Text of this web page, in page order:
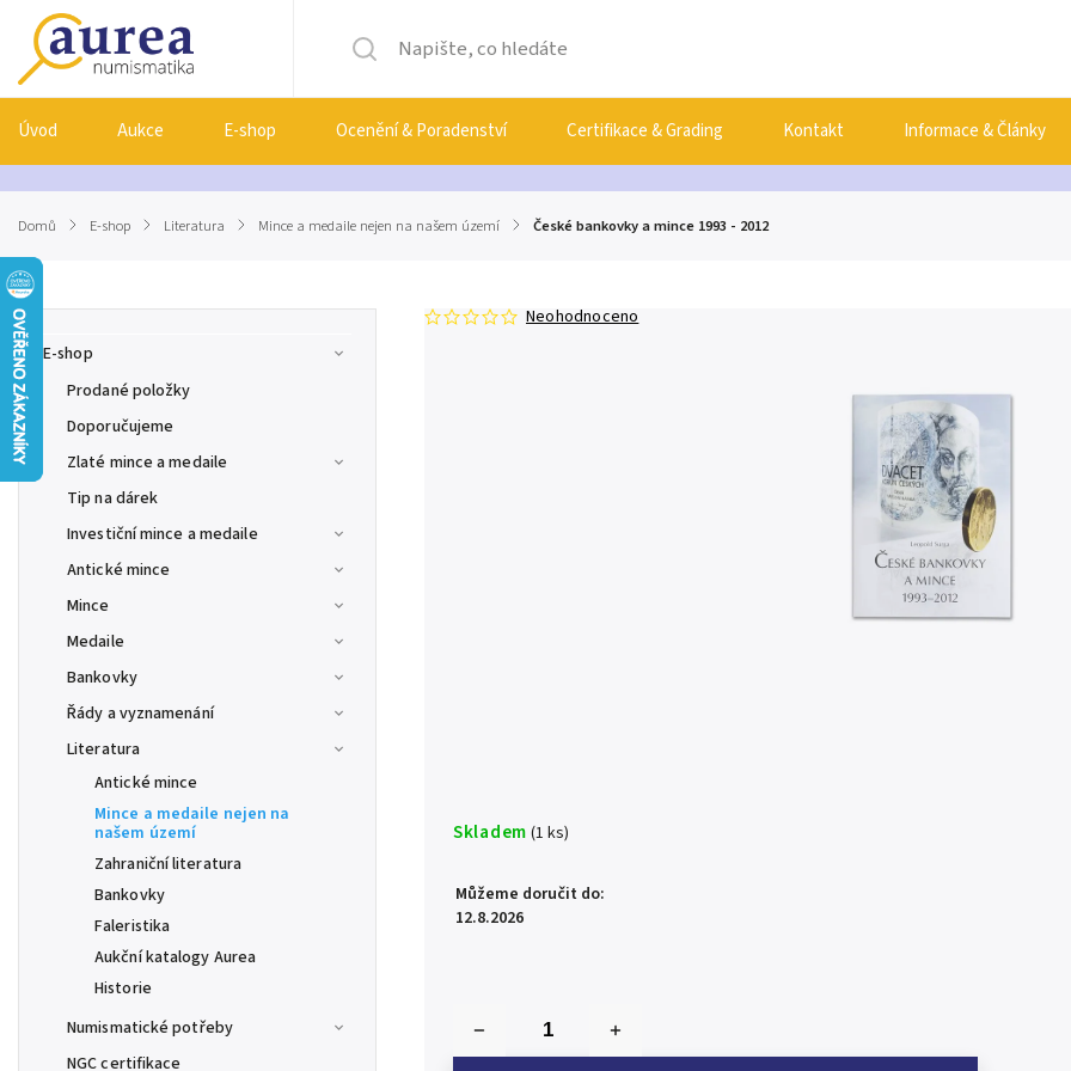
Úvod Aukce E-shop Ocenění & Poradenství Certifikace & Grading Kontakt Informace & Články
Domů / E-shop / Literatura / Mince a medaile nejen na našem území / České bankovky a mince 1993 - 2012
E-shop
Prodané položky
Doporučujeme
Zlaté mince a medaile
Tip na dárek
Investiční mince a medaile
Antické mince
Mince
Medaile
Bankovky
Řády a vyznamenání
Literatura
Antické mince
Mince a medaile nejen na
našem území
Zahraniční literatura
Bankovky
Faleristika
Aukční katalogy Aurea
Historie
Numismatické potřeby
NGC certifikace
Neohodnoceno
Skladem (1 ks)
Můžeme doručit do:
12.8.2026